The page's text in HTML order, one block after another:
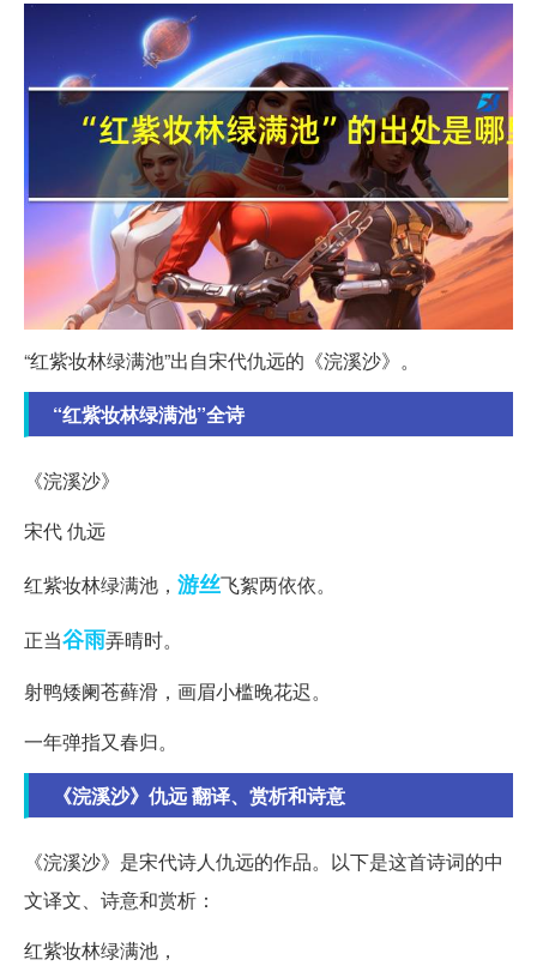
“红紫妆林绿满池”出自宋代仇远的《浣溪沙》。
“红紫妆林绿满池”全诗
《浣溪沙》
宋代 仇远
红紫妆林绿满池， 游丝飞絮两依依。
正当谷雨弄晴时。
射鸭矮阑苍藓滑，画眉小槛晚花迟。
一年弹指又春归。
《浣溪沙》仇远 翻译、赏析和诗意
《浣溪沙》是宋代诗人仇远的作品。以下是这首诗词的中
文译文、诗意和赏析：
红紫妆林绿满池，